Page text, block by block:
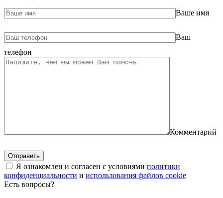
Ваше имя
Ваш
телефон
Комментарий
Я ознакомлен и согласен с условиями политики
конфиденциальности и использования файлов cookie
Есть вопросы?